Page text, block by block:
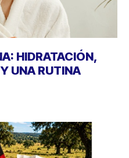
HIDRATACIÓN,
UNA RUTINA